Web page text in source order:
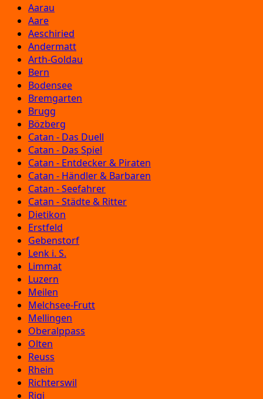
Aarau
Aare
Aeschiried
Andermatt
Arth-Goldau
Bern
Bodensee
Bremgarten
Brugg
Bözberg
Catan - Das Duell
Catan - Das Spiel
Catan - Entdecker & Piraten
Catan - Händler & Barbaren
Catan - Seefahrer
Catan - Städte & Ritter
Dietikon
Erstfeld
Gebenstorf
Lenk i. S.
Limmat
Luzern
Meilen
Melchsee-Frutt
Mellingen
Oberalppass
Olten
Reuss
Rhein
Richterswil
Rigi